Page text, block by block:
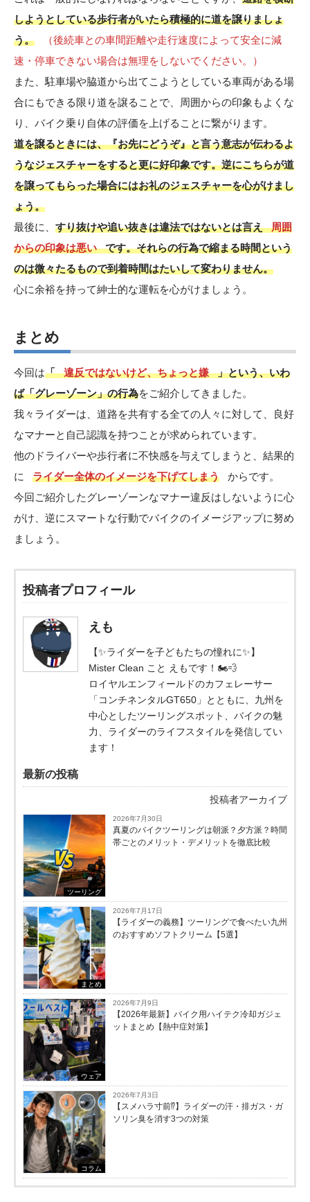
しようとしている歩行者がいたら積極的に道を譲りましょ
う。
（後続車との車間距離や走行速度によって安全に減
速・停車できない場合は無理をしないでください。）
また、駐車場や脇道から出てこようとしている車両がある場
合にもできる限り道を譲ることで、周囲からの印象もよくな
り、バイク乗り自体の評価を上げることに繋がります。
道を譲るときには、『お先にどうぞ』と言う意志が伝わるよ
うなジェスチャーをすると更に好印象です。逆にこちらが道
を譲ってもらった場合にはお礼のジェスチャーを心がけまし
ょう。
最後に、 すり抜けや追い抜きは違法ではないとは言え
周囲
からの印象は悪い
です。それらの行為で縮まる時間という
のは微々たるもので到着時間はたいして変わりません。
心に余裕を持って紳士的な運転を心がけましょう。
まとめ
今回は「 違反ではないけど、ちょっと嫌
」という、いわ
ば「グレーゾーン」の行為をご紹介してきました。
我々ライダーは、道路を共有する全ての人々に対して、良好
なマナーと自己認識を持つことが求められています。
他のドライバーや歩行者に不快感を与えてしまうと、結果的
に
ライダー全体のイメージを下げてしまう
からです。
今回ご紹介したグレーゾーンなマナー違反はしないように心
がけ、逆にスマートな行動でバイクのイメージアップに努め
ましょう。
投稿者プロフィール
えも
【✨ライダーを子どもたちの憧れに✨】
Mister Clean こと えもです！🏍️💨
ロイヤルエンフィールドのカフェレーサー
「コンチネンタルGT650」とともに、九州を
中心としたツーリングスポット、バイクの魅
力、ライダーのライフスタイルを発信してい
ます！
最新の投稿
投稿者アーカイブ
ツーリング
2026年7月30日
真夏のバイクツーリングは朝派？夕方派？時間
帯ごとのメリット・デメリットを徹底比較
まとめ
2026年7月17日
【ライダーの義務】ツーリングで食べたい九州
のおすすめソフトクリーム【5選】
ウェア
2026年7月9日
【2026年最新】バイク用ハイテク冷却ガジェ
ットまとめ【熱中症対策】
コラム
2026年7月3日
【スメハラ寸前⁉️】ライダーの汗・排ガス・ガ
ソリン臭を消す3つの対策